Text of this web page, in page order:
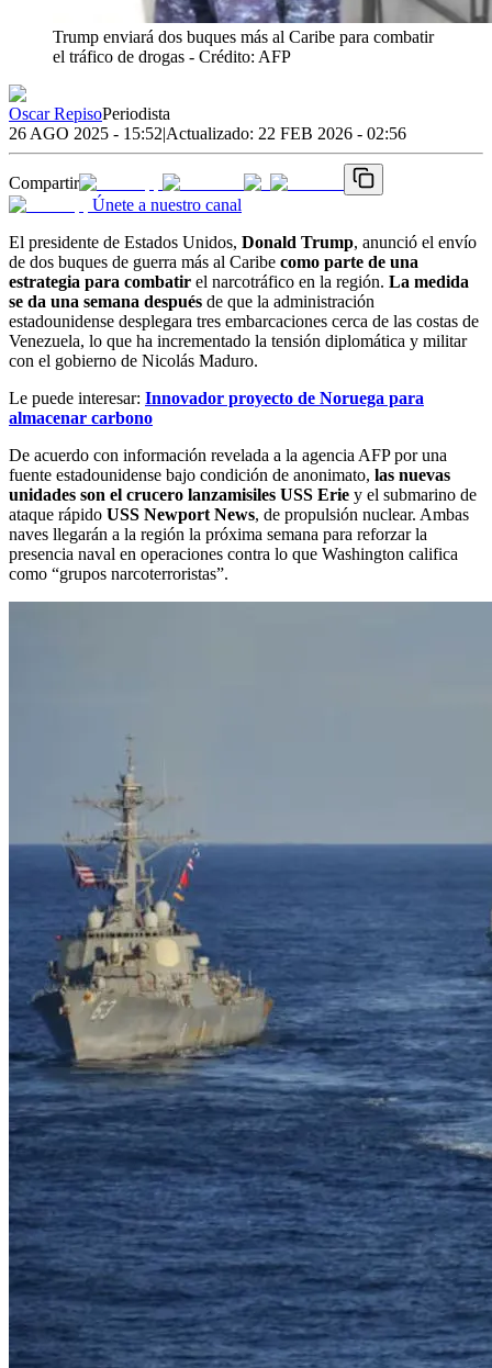
Trump enviará dos buques más al Caribe para combatir
el tráfico de drogas - Crédito: AFP
Oscar RepisoPeriodista
26 AGO 2025 - 15:52|Actualizado: 22 FEB 2026 - 02:56
Compartir
Únete a nuestro canal
El presidente de Estados Unidos, Donald Trump, anunció el envío
de dos buques de guerra más al Caribe como parte de una
estrategia para combatir el narcotráfico en la región. La medida
se da una semana después de que la administración
estadounidense desplegara tres embarcaciones cerca de las costas de
Venezuela, lo que ha incrementado la tensión diplomática y militar
con el gobierno de Nicolás Maduro.
Le puede interesar: Innovador proyecto de Noruega para
almacenar carbono
De acuerdo con información revelada a la agencia AFP por una
fuente estadounidense bajo condición de anonimato, las nuevas
unidades son el crucero lanzamisiles USS Erie y el submarino de
ataque rápido USS Newport News, de propulsión nuclear. Ambas
naves llegarán a la región la próxima semana para reforzar la
presencia naval en operaciones contra lo que Washington califica
como “grupos narcoterroristas”.